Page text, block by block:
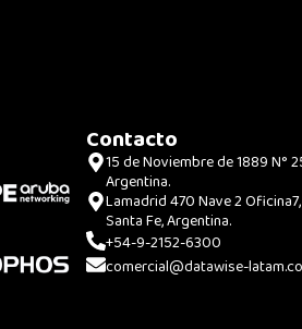
Contacto
15 de Noviembre de 1889 N°
Argentina.
Lamadrid 470 Nave 2
Santa Fe, Argentina.
+54-9-2152-6300
comercial@datawise-